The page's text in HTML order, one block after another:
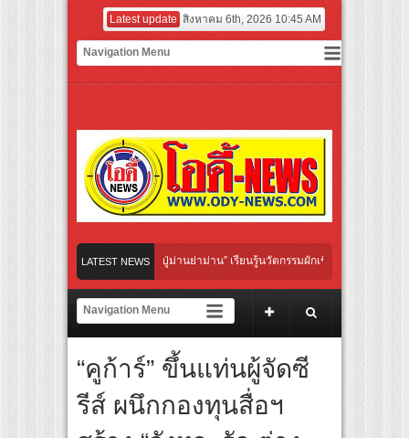
Latest update สิงหาคม 6th, 2026 10:45 AM
LATEST NEWS
าผนังระดับโลก “ปู่ม่านย่าม่าน” เรียนรู้นวัตกรรมผักเชียงดาใน “หอมแผ่นดินฯ”
อร์มยักษ์ ‘คุณยายวรนาฏ’ (INHERIT) เตรียมคายตะขาบหนังไทยในรอบปฐมทัศน์โลก
สุดชีวิต โกนหัวรับบทแม่ชี นำทีมนักแสดงประชันความสยอง!
ต์ “Modern City Feelings” สะท้อนความหลากหลายของผู้คนและการใช้ชีวิตผ่านเสื้
ากหลายของผู้คนและช่วงเวลาต่างๆ ในชีวิตประจำวัน เพื่อการแต่งตัวที่ตอบโจทย์ทุกโ
ศิลปินชื่อดังจากเกาหลี และ “MINTTHY” จาก “MFlow Entertainment” เฉลิมฉลอง
(Birth)’ เชื่อมคัลเจอร์เกาหลี-ไทย ผ่านแฟชั่น ความงาม ดนตรี การแสดง และศิลปะ เข้า
“คูก้าร์” ขึ้นแท่นผู้จัดซี
รีส์ ผนึกกองทุนสื่อฯ